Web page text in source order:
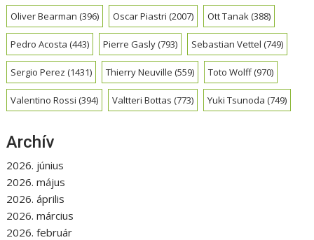
Oliver Bearman (396) Oscar Piastri (2007) Ott Tanak(388)
Pedro Acosta (443) Pierre Gasly(793) Sebastian Vettel (749)
Sergio Perez (1431) Thierry Neuville (559) Toto Wolff(970)
Valentino Rossi (394) Valtteri Bottas (773) Yuki Tsunoda (749)
Archív
2026. június
2026. május
2026. április
2026. március
2026. február